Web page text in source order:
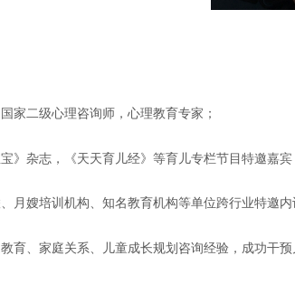
国家二级心理咨询师，心理教育专家；
宝》杂志，《天天育儿经》等育儿专栏节目特邀嘉宾
月嫂培训机构、知名教育机构等单位跨行业特邀内
育、家庭关系、儿童成长规划咨询经验，成功干